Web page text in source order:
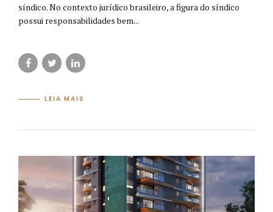
síndico. No contexto jurídico brasileiro, a figura do síndico
possui responsabilidades bem...
LEIA MAIS